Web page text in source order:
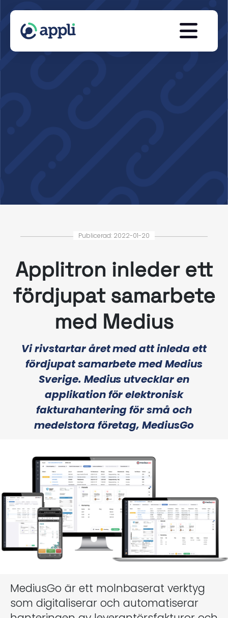
Publicerad: 2022-01-20
Applitron inleder ett
fördjupat samarbete
med Medius
Vi rivstartar året med att inleda ett
fördjupat samarbete med Medius
Sverige. Medius utvecklar en
applikation för elektronisk
fakturahantering för små och
medelstora företag, MediusGo
MediusGo är ett molnbaserat verktyg
som digitaliserar och automatiserar